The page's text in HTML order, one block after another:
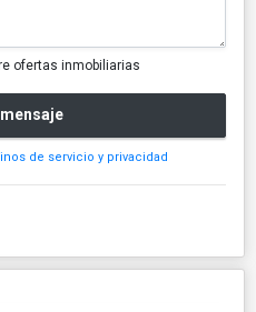
ofertas inmobiliarias
de servicio y privacidad